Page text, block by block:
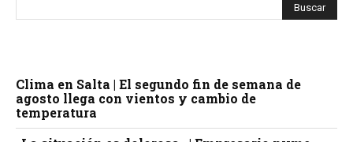
Clima en Salta | El segundo fin de semana de
agosto llega con vientos y cambio de
temperatura